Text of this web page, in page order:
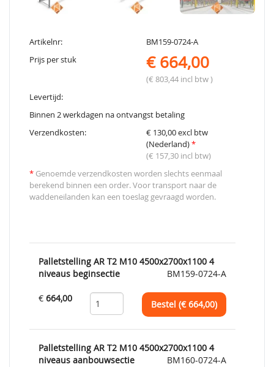
Artikelnr:
BM159-0724-A
Prijs per stuk
€ 664,00
(€ 803,44 incl btw )
Levertijd:
Binnen 2 werkdagen na ontvangst betaling
Verzendkosten:
€ 130,00 excl btw
(Nederland)*
(€ 157,30 incl btw)
* Genoemde verzendkosten worden slechts eenmaal
berekend binnen een order. Voor transport naar de
waddeneilanden kan een toeslag gevraagd worden.
Palletstelling AR T2 M10 4500x2700x1100 4
niveaus beginsectie
BM159-0724-A
€ 664,00
Bestel (€664,00)
Palletstelling AR T2 M10 4500x2700x1100 4
niveaus aanbouwsectie
BM160-0724-A